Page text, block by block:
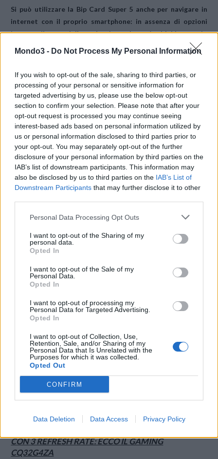
Mondo3 - Do Not Process My Personal Information
If you wish to opt-out of the sale, sharing to third parties, or
processing of your personal or sensitive information for
targeted advertising by us, please use the below opt-out
section to confirm your selection. Please note that after your
opt-out request is processed you may continue seeing
interest-based ads based on personal information utilized by
us or personal information disclosed to third parties prior to
your opt-out. You may separately opt-out of the further
disclosure of your personal information by third parties on the
IAB’s list of downstream participants. This information may
also be disclosed by us to third parties on the IAB’s List of
Downstream Participants that may further disclose it to other
Personal Data Processing Opt Outs
I want to opt-out of the Sharing of my
personal data.
Opted In
I want to opt-out of the Sale of my
Personal Data.
Opted In
I want to opt-out of processing my
Personal Data for Targeted Advertising.
Opted In
I want to opt-out of Collection, Use,
Retention, Sale, and/or Sharing of my
Personal Data that Is Unrelated with the
Purposes for which it was collected.
Opted Out
CONFIRM
Data Deletion Data Access Privacy Policy
Si può utilizzare la Bip Card Super 5 anche per navigare in
internet con il proprio smartphone: in assenza di opzioni
internet, il costo della navigazione, che sarà addebitato solo
nei giorni di effettivo utilizzo, è di 1€ al giorno fino a 50MB di
traffico incluso, al superamento dei quali sarà addebitato 1€
AGGIORNAMENTO 9.1Bip Mobile ha annunciatodi aver
messo in vendita altre sim dopo il successo dell’iniziativa
CONDIVIDI QUESTO ARTICOLO:
E-mail LinkedIn Facebook
Mastodon Telegram
Stampa
CON 3 REFRESH RATE: ECCO IL GAMING
CQ32G4ZA